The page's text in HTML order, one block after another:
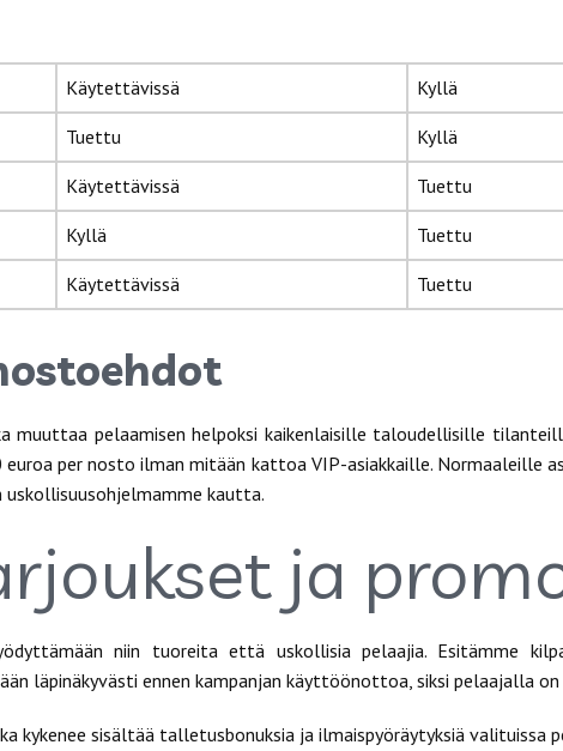
Käytettävissä Kyllä
Tuettu Kyllä
Käytettävissä Tuettu
Kyllä Tuettu
Käytettävissä Tuettu
muuttaa pelaamisen helpoksi kaikenlaisille taloudellisille
euroa per nosto ilman mitään kattoa VIP-asiakkaille. Normaaleille
kautta.
ja
niin tuoreita että uskollisia pelaajia. Esitämme
läpinäkyvästi ennen kampanjan käyttöönottoa, siksi pelaajalla
kykenee sisältää talletusbonuksia ja ilmaispyöräytyksiä valituissa